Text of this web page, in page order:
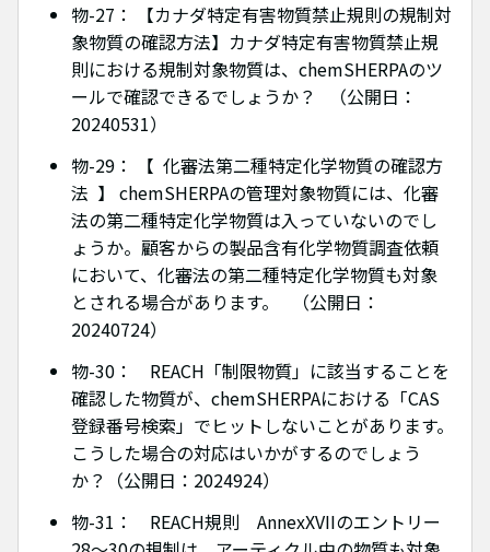
物-27： 【カナダ特定有害物質禁止規則の規制対
象物質の確認方法】カナダ特定有害物質禁止規
則における規制対象物質は、chemSHERPAのツ
ールで確認できるでしょうか？ （公開日：
20240531）
物-29： 【 化審法第二種特定化学物質の確認方
法 】 chemSHERPAの管理対象物質には、化審
法の第二種特定化学物質は入っていないのでし
ょうか。顧客からの製品含有化学物質調査依頼
において、化審法の第二種特定化学物質も対象
とされる場合があります。 （公開日：
20240724）
物-30： REACH「制限物質」に該当することを
確認した物質が、chemSHERPAにおける「CAS
登録番号検索」でヒットしないことがあります。
こうした場合の対応はいかがするのでしょう
か？（公開日：2024924）
物-31： REACH規則 AnnexXVIIのエントリー